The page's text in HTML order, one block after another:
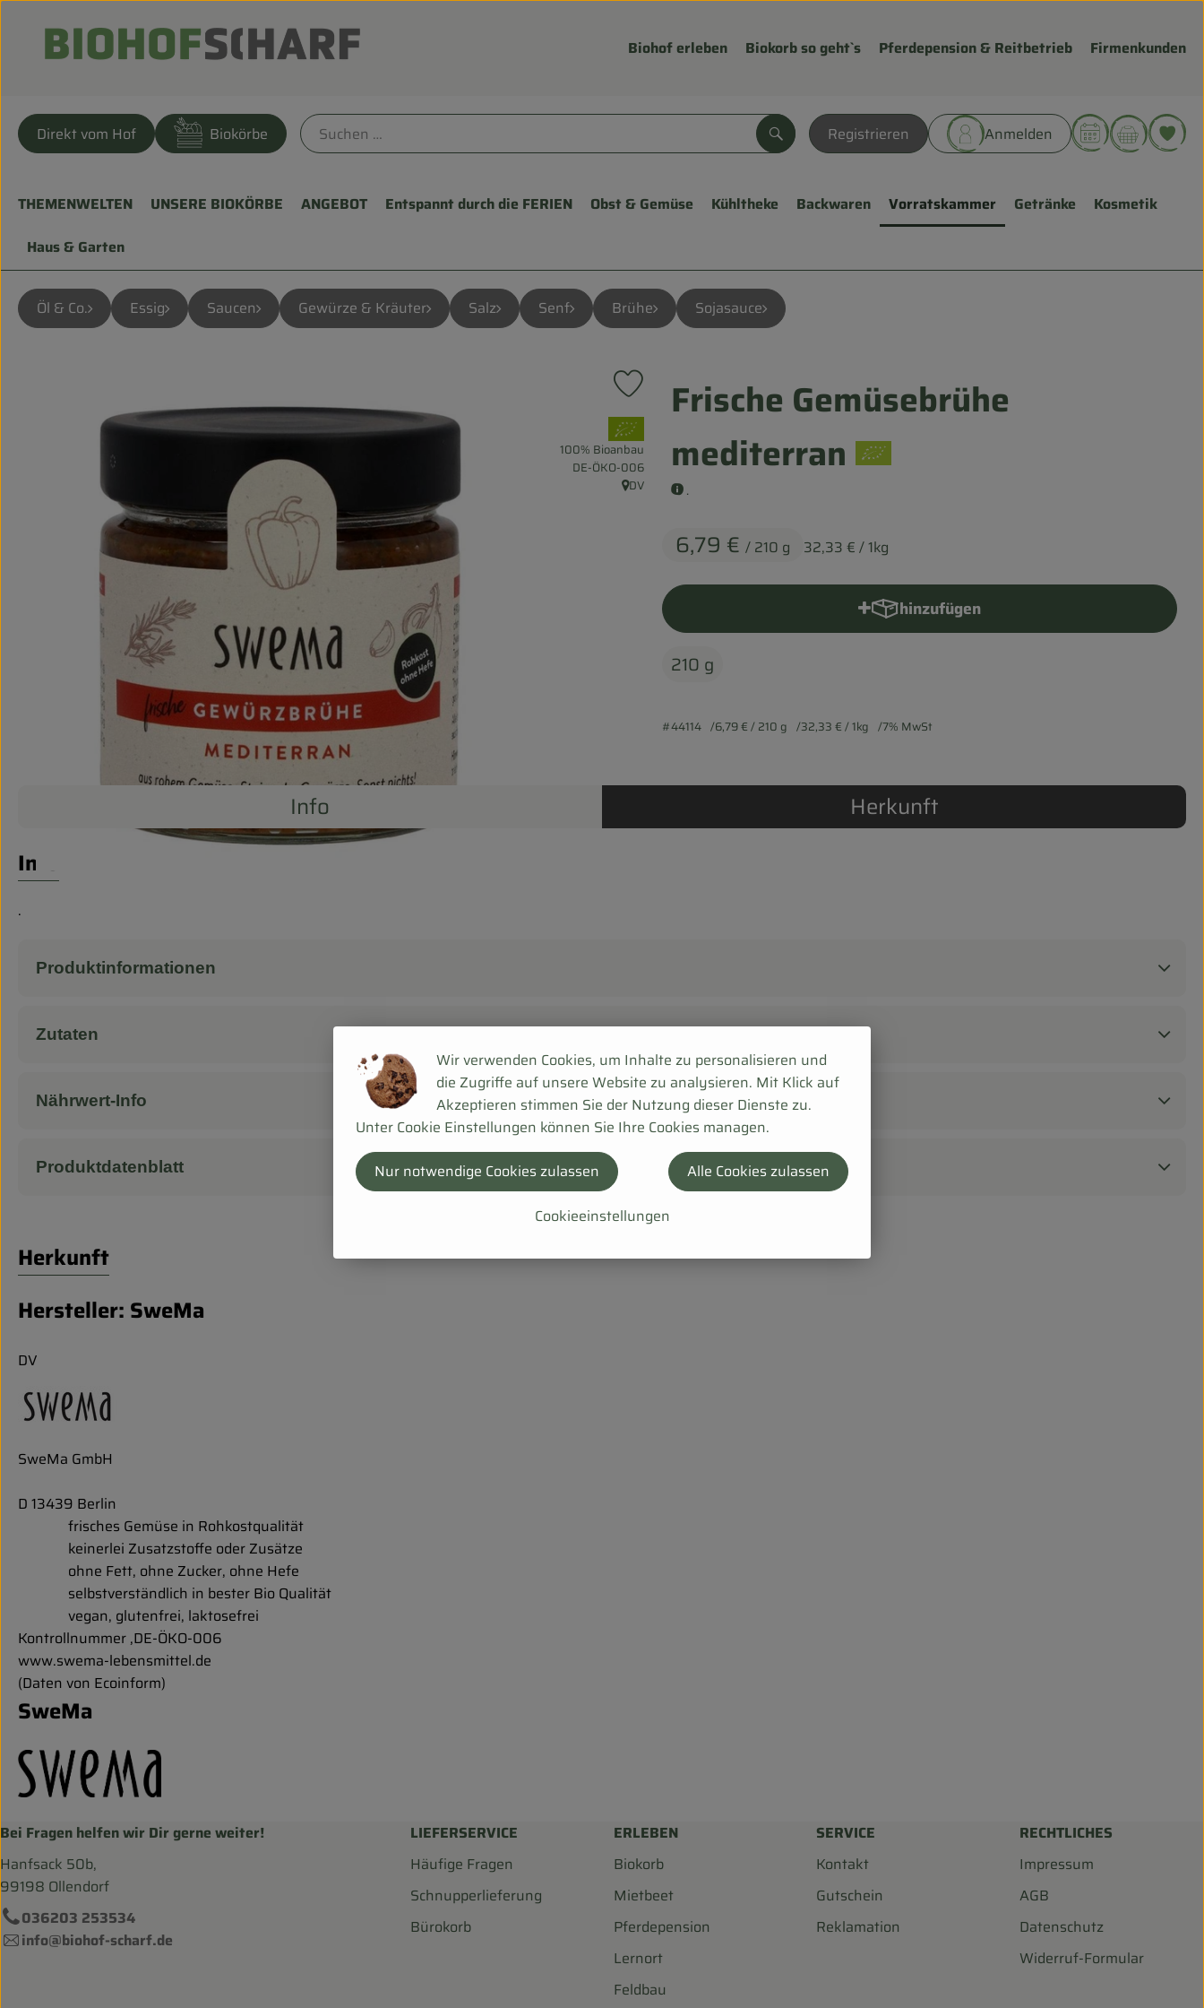
Biohof erleben Biokorb so geht`s Pferdepension & Reitbetrieb Firmenkunden
Registrieren Anmelden
Suchen
Direkt vom Hof Biokörbe
THEMENWELTEN UNSERE BIOKÖRBE ANGEBOT Entspannt durch die FERIEN Obst & Gemüse Kühltheke Backwaren Vorratskammer Getränke
Kosmetik
Haus & Garten
Öl & Co. Essig Saucen Gewürze & Kräuter Salz Senf Brühe Sojasauce
Frische Gemüsebrühe
mediterran
.
6,79 € / 210 g 32,33 € / 1kg
Produkt zu Favouriten hinzufügen
, Verband:
100% Bioanbau
, Kontrollstelle:
DE-ÖKO-006
, Herkunft:
DV
hinzufügen
Produkt zum Warenkorb hinzufügen
210 g
#44114 6,79 €/ 210 g 32,33 €/ 1kg 7% MwSt
Info
Herkunft
Info
.
Produktinformationen
Zutaten
Nährwert-Info
Produktdatenblatt
Herkunft
Hersteller: SweMa
DV
SweMa GmbH
D 13439 Berlin
frisches Gemüse in Rohkostqualität
keinerlei Zusatzstoffe oder Zusätze
ohne Fett, ohne Zucker, ohne Hefe
selbstverständlich in bester Bio Qualität
vegan, glutenfrei, laktosefrei
Kontrollnummer ,DE-ÖKO-006
www.swema-lebensmittel.de
(Daten von Ecoinform)
SweMa
Bei Fragen helfen wir Dir gerne weiter!
Hanfsack 50b,
99198 Ollendorf
036203 253534
info@biohof-scharf.de
LIEFERSERVICE
Häufige Fragen
Schnupperlieferung
Bürokorb
ERLEBEN
Biokorb
Mietbeet
Pferdepension
Lernort
Feldbau
SERVICE
Kontakt
Gutschein
Reklamation
RECHTLICHES
Impressum
AGB
Datenschutz
Widerruf-Formular
Wir verwenden Cookies, um Inhalte zu personalisieren und
die Zugriffe auf unsere Website zu analysieren. Mit Klick auf
Akzeptieren stimmen Sie der Nutzung dieser Dienste zu.
Unter Cookie Einstellungen können Sie Ihre Cookies managen.
Cookieeinstellungen
Nur notwendige Cookies zulassen Alle Cookies zulassen